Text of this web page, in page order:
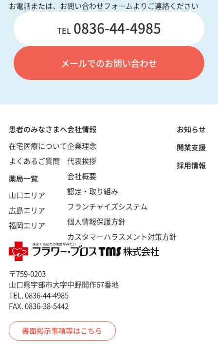
お電話または、お問い合わせフォームよりご連絡ください
TEL 0836-44-4985
メールでのお問い合わせ
〒759-0203
山口県宇部市大字中野開作67番地
TEL.0836-44-4985
FAX.0836-38-5442
書面掲示事項等はこちら
患者のみなさまへ
在宅医療について
よくあるご質問
薬局一覧
山口エリア
広島エリア
福岡エリア
会社情報
企業理念
代表挨拶
会社概要
認定・取り組み
フランチャイズシステム
個人情報保護方針
カスタマーハラスメント対策方針
お知らせ
開業支援
採用情報